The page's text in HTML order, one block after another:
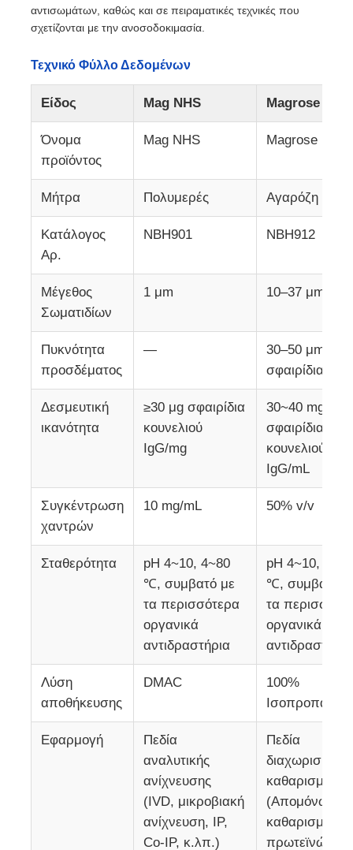
Προϊόντα
Σχετικά με εμάς
Ξενάγηση στο Εργοστάσιο
Ποιοτικός έλεγχος
Επικοινωνήστε μαζί μας
Ζητήστε μια προσφορά
Μαγνητικά σφαιρίδια εξαγωγής νουκλεϊκών οξέων
Κιτ εξαγωγής DNA / RNA
NGS磁珠
Μαγνητικά σφαιρίδια διαλογής κυττάρων
Μαγνητικός πρωτεϊνικός καθαρισμός χαντρών
Μαγνητικά σφαιρίδια που ενεργοποιούνται από την
Αυτοματοποιημένα Όργανα & Αναλώσιμα
αντισωμάτων, καθώς και σε πειραματικές τεχνικές που
σχετίζονται με την ανοσοδοκιμασία.
Τεχνικό Φύλλο Δεδομένων
Είδος Mag NHS Magrose NHS
Όνομα
προϊόντος
Mag NHS Magrose NHS
Μήτρα Πολυμερές Αγαρόζη
Κατάλογος
Αρ.
NBH901 NBH912
Μέγεθος
Σωματιδίων
1 μm 10–37 μm
Πυκνότητα
προσδέματος
—
30–50 μmol/
σφαιρίδια
Δεσμευτική
ικανότητα
≥30 μg σφαιρίδια
κουνελιού
IgG/mg
30~40 mg
σφαιρίδια
κουνελιού
IgG/mL
Συγκέντρωση
χαντρών
10 mg/mL 50% v/v
Σταθερότητα
pH 4~10, 4~80
℃, συμβατό με
τα περισσότερα
οργανικά
αντιδραστήρια
pH 4~10, 4~80
℃, συμβατό
τα
οργανικά
αντιδραστήρια
Λύση
αποθήκευσης
DMAC
100%
Εφαρμογή
Πεδία
αναλυτικής
ανίχνευσης
(IVD, μικροβιακή
ανίχνευση, IP,
Co-IP, κ.λπ.)
Πεδία
διαχωρισμού
καθαρισμού
(Απομόνωση
καθαρισμός
πρωτεϊνών